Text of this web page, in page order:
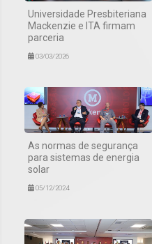
Universidade Presbiteriana
Mackenzie e ITA firmam
parceria
03/03/2026
As normas de segurança
para sistemas de energia
solar
05/12/2024